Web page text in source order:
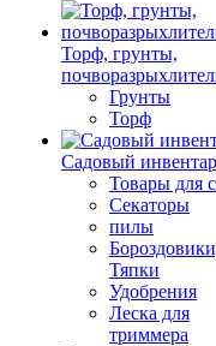
Торф, грунты,
Грунты
Торф
Садовый
Товары для
Секаторы
пилы
Тяпки
Удобрения
Леска для
триммера